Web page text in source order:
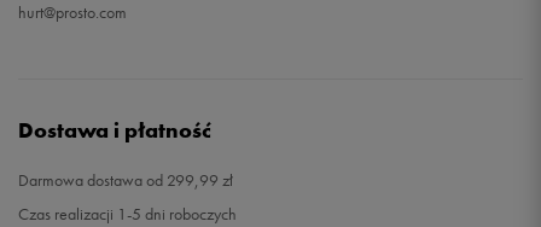
hurt@prosto.com
Dostawa i płatność
Darmowa dostawa od 299,99 zł
Czas realizacji 1-5 dni roboczych